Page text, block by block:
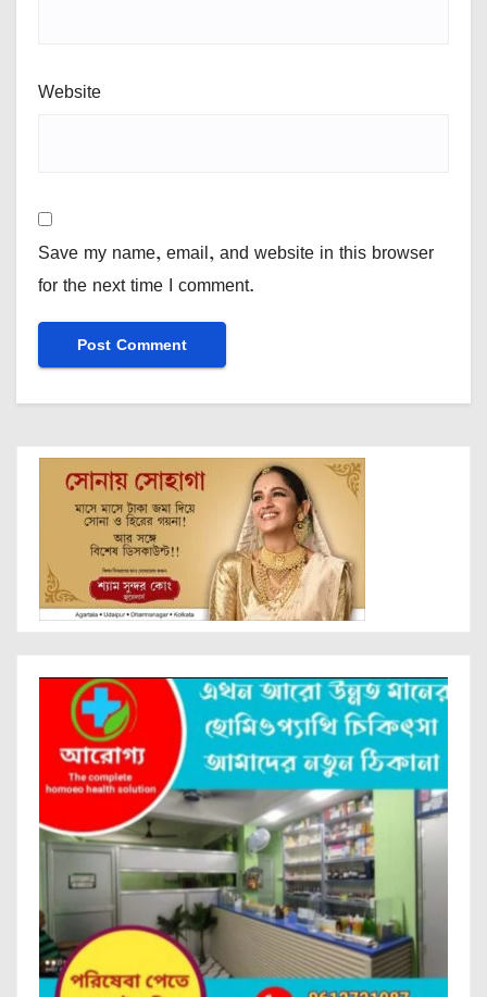
Website
Save my name, email, and website in this browser
for the next time I comment.